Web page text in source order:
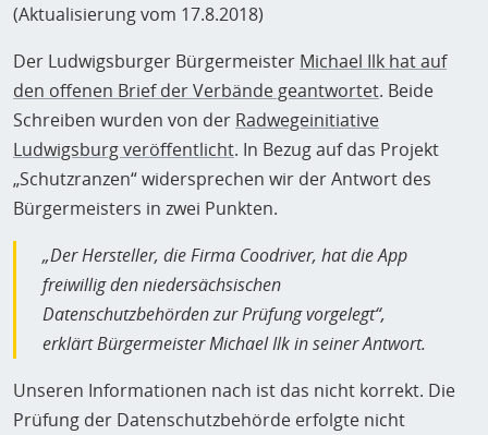
(Aktualisierung vom 17.8.2018)
Der Ludwigsburger Bürgermeister Michael Ilk hat auf
den offenen Brief der Verbände geantwortet. Beide
Schreiben wurden von der Radwegeinitiative
Ludwigsburg veröffentlicht. In Bezug auf das Projekt
„Schutzranzen“ widersprechen wir der Antwort des
Bürgermeisters in zwei Punkten.
„Der Hersteller, die Firma Coodriver, hat die App
freiwillig den niedersächsischen
Datenschutzbehörden zur Prüfung vorgelegt“,
erklärt Bürgermeister Michael Ilk in seiner Antwort.
Unseren Informationen nach ist das nicht korrekt. Die
Prüfung der Datenschutzbehörde erfolgte nicht